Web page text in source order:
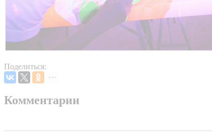
Поделиться:
Комментарии